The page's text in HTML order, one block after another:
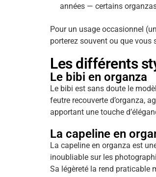
années — certains
Pour un usage occasionnel
porterez souvent ou que
Les différents
Le bibi en organza
Le bibi est sans doute le
feutre recouverte d’organza,
apportant une touche
La capeline en
La capeline en organza est
inoubliable sur les
Sa légèreté la rend praticable